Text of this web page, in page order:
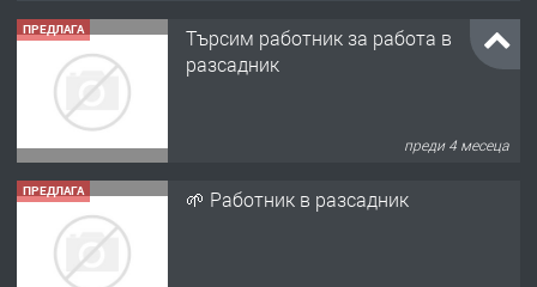
ПРЕДЛАГА 🌱 Работник в разсадник
преди 4 месеца
ПРЕДЛАГА Търсим работничка